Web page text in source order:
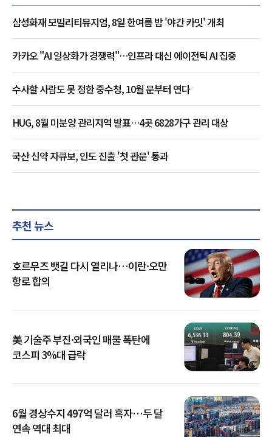
삼성화재 모빌리티뮤지엄, 8일 한여름 밤 '야간 카밋' 개최
카카오 "AI 일상화가 경쟁력"…인프라 대신 에이전틱 AI 집중
수사할 사람도 못 정한 중수청, 10월 문부터 연다
HUG, 8월 미분양 관리지역 발표…4곳 6828가구 관리 대상
국산 신약 자큐보, 인도 진출 '첫 관문' 통과
추천 뉴스
호르무즈 뱃길 다시 열리나…이란·오만
항로 합의
美 기술주 부진·외국인 매물 폭탄에
코스피 3%대 급락
6월 경상수지 497억 달러 흑자…두 달
연속 역대 최대